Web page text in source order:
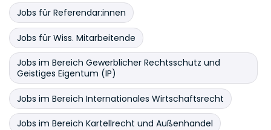
Jobs für Referendar:innen
Jobs für Wiss. Mitarbeitende
Jobs im Bereich Gewerblicher Rechtsschutz und
Geistiges Eigentum (IP)
Jobs im Bereich Internationales Wirtschaftsrecht
Jobs im Bereich Kartellrecht und Außenhandel